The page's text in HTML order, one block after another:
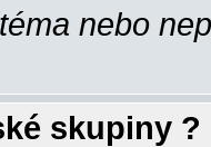
nebo
skupiny ?